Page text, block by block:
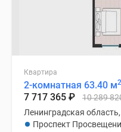
Квартира
2-комнатная 63.40 м2
7 717 365 ₽ 10 289
Ленинградская
Проспект